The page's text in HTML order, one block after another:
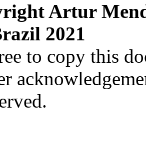
Artur
2021
to copy this